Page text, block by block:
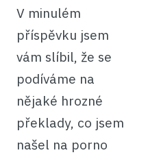
V minulém
příspěvku jsem
vám slíbil, že se
podíváme na
nějaké hrozné
překlady, co jsem
našel na porno